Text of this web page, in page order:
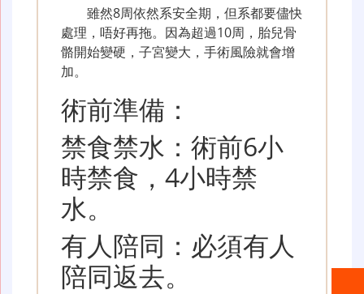
雖然8周依然系安全期，但系都要儘快
處理，唔好再拖。因為超過10周，胎兒骨
骼開始變硬，子宮變大，手術風險就會增
加。
術前準備：
禁食禁水：術前6小
時禁食，4小時禁
水。
有人陪同：必須有人
陪同返去。